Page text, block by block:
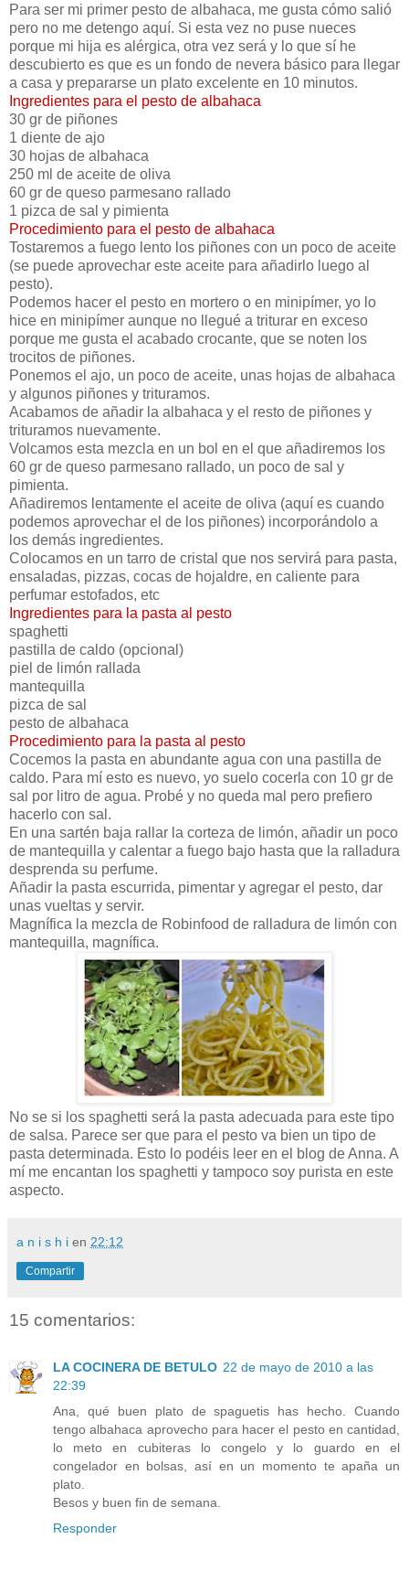
Para ser mi primer pesto de albahaca, me gusta cómo salió
pero no me detengo aquí. Si esta vez no puse nueces
porque mi hija es alérgica, otra vez será y lo que sí he
descubierto es que es un fondo de nevera básico para llegar
a casa y prepararse un plato excelente en 10 minutos.
Ingredientes para el pesto de albahaca
30 gr de piñones
1 diente de ajo
30 hojas de albahaca
250 ml de aceite de oliva
60 gr de queso parmesano rallado
1 pizca de sal y pimienta
Procedimiento para el pesto de albahaca
Tostaremos a fuego lento los piñones con un poco de aceite
(se puede aprovechar este aceite para añadirlo luego al
pesto).
Podemos hacer el pesto en mortero o en minipímer, yo lo
hice en minipímer aunque no llegué a triturar en exceso
porque me gusta el acabado crocante, que se noten los
trocitos de piñones.
Ponemos el ajo, un poco de aceite, unas hojas de albahaca
y algunos piñones y trituramos.
Acabamos de añadir la albahaca y el resto de piñones y
trituramos nuevamente.
Volcamos esta mezcla en un bol en el que añadiremos los
60 gr de queso parmesano rallado, un poco de sal y
pimienta.
Añadiremos lentamente el aceite de oliva (aquí es cuando
podemos aprovechar el de los piñones) incorporándolo a
los demás ingredientes.
Colocamos en un tarro de cristal que nos servirá para pasta,
ensaladas, pizzas, cocas de hojaldre, en caliente para
perfumar estofados, etc
Ingredientes para la pasta al pesto
spaghetti
pastilla de caldo (opcional)
piel de limón rallada
mantequilla
pizca de sal
pesto de albahaca
Procedimiento para la pasta al pesto
Cocemos la pasta en abundante agua con una pastilla de
caldo. Para mí esto es nuevo, yo suelo cocerla con 10 gr de
sal por litro de agua. Probé y no queda mal pero prefiero
hacerlo con sal.
En una sartén baja rallar la corteza de limón, añadir un poco
de mantequilla y calentar a fuego bajo hasta que la ralladura
desprenda su perfume.
Añadir la pasta escurrida, pimentar y agregar el pesto, dar
unas vueltas y servir.
Magnífica la mezcla de Robinfood de ralladura de limón con
mantequilla, magnífica.
No se si los spaghetti será la pasta adecuada para este tipo
de salsa. Parece ser que para el pesto va bien un tipo de
pasta determinada. Esto lo podéis leer en el blog de Anna. A
mí me encantan los spaghetti y tampoco soy purista en este
aspecto.
a n i s h i en 22:12
Compartir
15 comentarios:
LA COCINERA DE BETULO 22 de mayo de 2010 a las
22:39
Ana, qué buen plato de spaguetis has hecho. Cuando
tengo albahaca aprovecho para hacer el pesto en cantidad,
lo meto en cubiteras lo congelo y lo guardo en el
congelador en bolsas, así en un momento te apaña un
plato.
Besos y buen fin de semana.
Responder